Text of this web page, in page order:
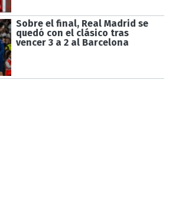
Sobre el final, Real Madrid se
quedó con el clásico tras
vencer 3 a 2 al Barcelona